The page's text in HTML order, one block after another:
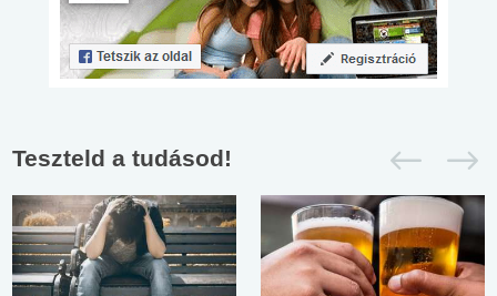
Teszteld a tudásod!